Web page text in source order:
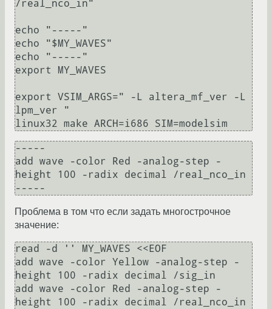
/real_nco_in"
echo "-----"
echo "$MY_WAVES"
echo "-----"
export MY_WAVES
export VSIM_ARGS=" -L altera_mf_ver -L
lpm_ver "
linux32 make ARCH=i686 SIM=modelsim
-----
add wave -color Red -analog-step -
height 100 -radix decimal /real_nco_in
-----
Проблема в том что если задать многострочное
значение:
read -d '' MY_WAVES <<EOF
add wave -color Yellow -analog-step -
height 100 -radix decimal /sig_in
add wave -color Red -analog-step -
height 100 -radix decimal /real_nco_in